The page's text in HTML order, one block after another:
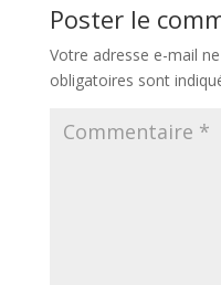
Poster le
Votre adresse e-mail
obligatoires sont